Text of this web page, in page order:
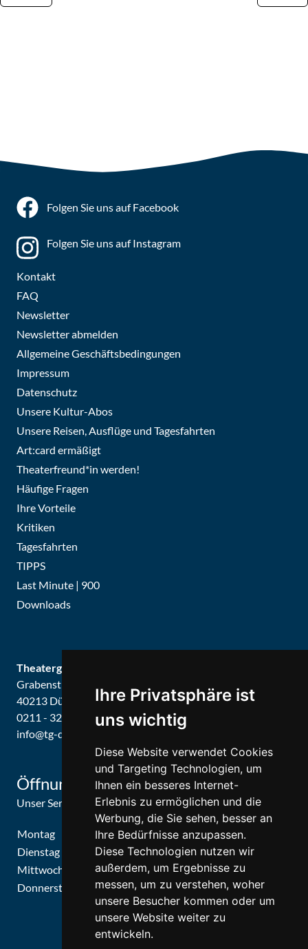
Ihre Privatsphäre ist
uns wichtig
Diese Website verwendet Cookies
und Targeting Technologien, um
Ihnen ein besseres Internet-
Erlebnis zu ermöglichen und die
Werbung, die Sie sehen, besser an
Ihre Bedürfnisse anzupassen.
Diese Technologien nutzen wir
außerdem, um Ergebnisse zu
messen, um zu verstehen, woher
unsere Besucher kommen oder um
unsere Website weiter zu
entwickeln.
Folgen Sie uns auf Facebook
Folgen Sie uns auf Instagram
Kontakt
FAQ
Newsletter
Newsletter abmelden
Allgemeine Geschäftsbedingungen
Impressum
Datenschutz
Unsere Kultur-Abos
Unsere Reisen, Ausflüge und Tagesfahrten
Art:card ermäßigt
Theaterfreund*in werden!
Häufige Fragen
Ihre Vorteile
Kritiken
Tagesfahrten
TIPPS
Last Minute | 900
Downloads
Theatergemeinde Düsseldorf
Grabenstraße 8
40213 Düsseldorf
0211 - 326679 / 326887
info@tg-d.de
Öffnungszeiten
Unser Service-Center ist zu folgenden Zeiten geöffnet
Montag
09:30 Uhr - 15:30 Uhr
Dienstag
09:30 Uhr - 15:30 Uhr
Mittwoch
09:30 Uhr - 15:30 Uhr
Donnerstag
09:30 Uhr - 15:30 Uhr